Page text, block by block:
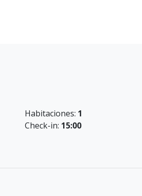
Habitaciones: 1
Check-in: 15:00